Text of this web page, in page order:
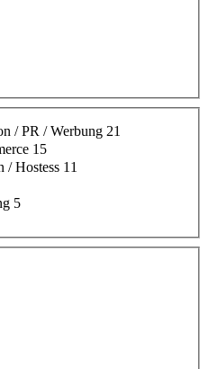
/ PR / Werbung 21
15
/ Hostess 11
5